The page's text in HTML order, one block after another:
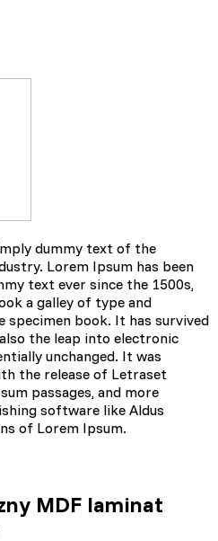
dummy text of the
Lorem Ipsum has been
text ever since the 1500s,
a galley of type and
book. It has survived
the leap into electronic
unchanged. It was
the release of Letraset
passages, and more
software like Aldus
of Lorem Ipsum.
MDF laminat